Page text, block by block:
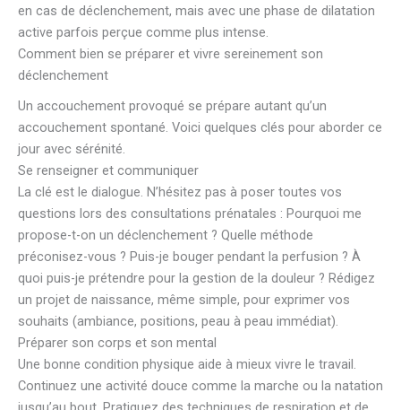
en cas de déclenchement, mais avec une phase de dilatation
active parfois perçue comme plus intense.
Comment bien se préparer et vivre sereinement son
déclenchement
Un accouchement provoqué se prépare autant qu’un
accouchement spontané. Voici quelques clés pour aborder ce
jour avec sérénité.
Se renseigner et communiquer
La clé est le dialogue. N’hésitez pas à poser toutes vos
questions lors des consultations prénatales : Pourquoi me
propose-t-on un déclenchement ? Quelle méthode
préconisez-vous ? Puis-je bouger pendant la perfusion ? À
quoi puis-je prétendre pour la gestion de la douleur ? Rédigez
un projet de naissance, même simple, pour exprimer vos
souhaits (ambiance, positions, peau à peau immédiat).
Préparer son corps et son mental
Une bonne condition physique aide à mieux vivre le travail.
Continuez une activité douce comme la marche ou la natation